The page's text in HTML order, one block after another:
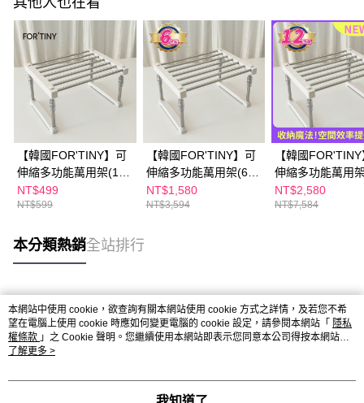
【韓國FOR'TINY】可
伸縮多功能萬用架(1
入/3入/6入)
NT$499
NT$599
【韓國FOR'TINY】可
伸縮多功能萬用架(6
入)
NT$1,580
NT$3,594
【韓國
伸縮多功能萬用
團購組
NT$2,580
NT$7,584
本分類熱銷全站排行
熱門標籤
本網站中使用 cookie，欲查詢有關本網站使用 cookie 方式之詳情，及若您不希
望在電腦上使用 cookie 時應如何變更電腦的 cookie 設定，請參閱本網站「 隱私
權條款 」之 Cookie 聲明。您繼續使用本網站即表示您同意本公司得按本網站使
用條款之 Cookie 聲明使用 cookie。
了解更多 >